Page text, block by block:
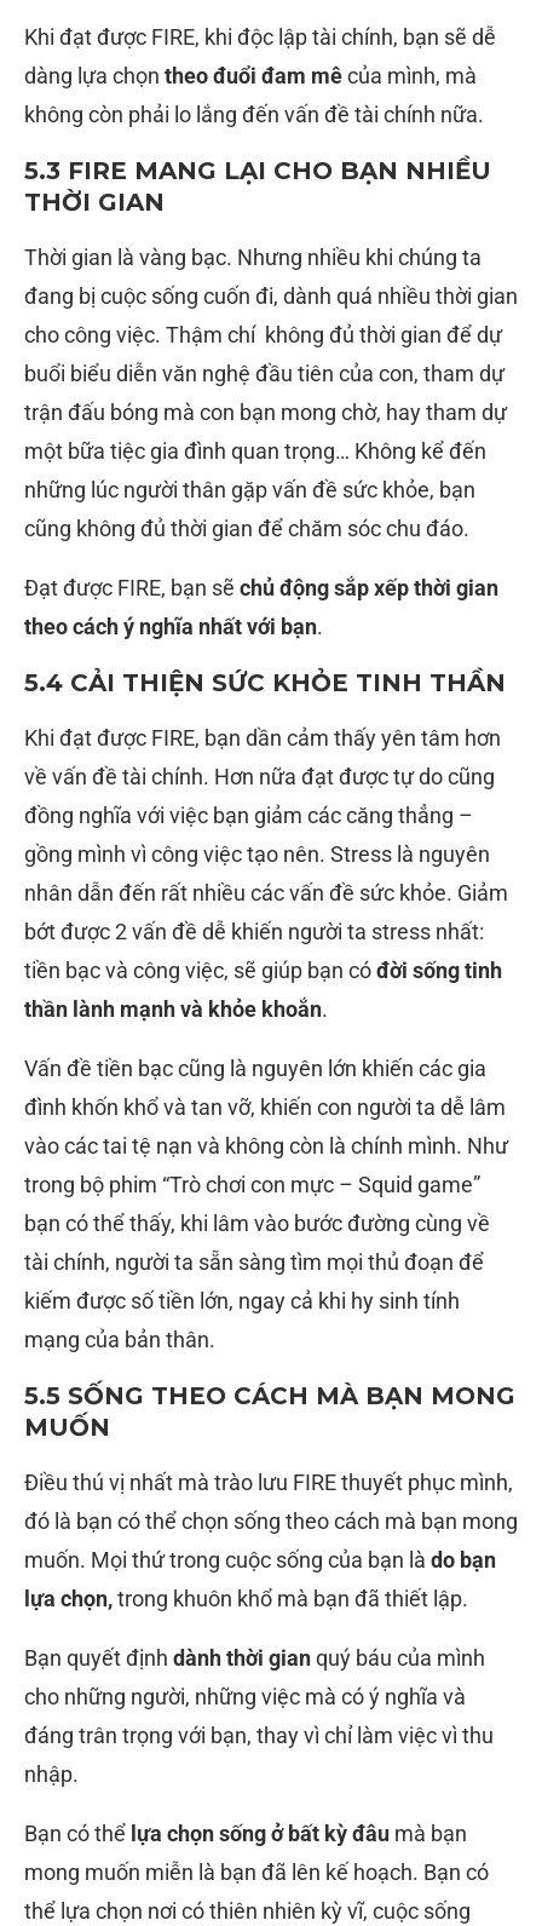
Khi đạt được FIRE, khi độc lập tài chính, bạn sẽ dễ
dàng lựa chọn theo đuổi đam mêcủa mình, mà
không còn phải lo lắng đến vấn đề tài chính nữa.
5.3 FIRE MANG LẠI CHO BẠN NHIỀU
THỜI GIAN
Thời gian là vàng bạc. Nhưng nhiều khi chúng ta
đang bị cuộc sống cuốn đi, dành quá nhiều thời gian
cho công việc. Thậm chí không đủ thời gian để dự
buổi biểu diễn văn nghệ đầu tiên của con, tham dự
trận đấu bóng mà con bạn mong chờ, hay tham dự
một bữa tiệc gia đình quan trọng… Không kể đến
những lúc người thân gặp vấn đề sức khỏe, bạn
cũng không đủ thời gian để chăm sóc chu đáo.
Đạt được FIRE, bạn sẽ chủ động sắp xếp thời gian
theo cách ý nghĩa nhất với bạn.
5.4 CẢI THIỆN SỨC KHỎE TINH THẦN
Khi đạt được FIRE, bạn dần cảm thấy yên tâm hơn
về vấn đề tài chính. Hơn nữa đạt được tự do cũng
đồng nghĩa với việc bạn giảm các căng thẳng –
gồng mình vì công việc tạo nên. Stress là nguyên
nhân dẫn đến rất nhiều các vấn đề sức khỏe. Giảm
bớt được 2 vấn đề dễ khiến người ta stress nhất:
tiền bạc và công việc, sẽ giúp bạn cóđời sống tinh
thần lành mạnh và khỏe khoắn.
Vấn đề tiền bạc cũng là nguyên lớn khiến các gia
đình khốn khổ và tan vỡ, khiến con người ta dễ lâm
vào các tai tệ nạn và không còn là chính mình. Như
trong bộ phim “Trò chơi con mực – Squid game”
bạn có thể thấy, khi lâm vào bước đường cùng về
tài chính, người ta sẵn sàng tìm mọi thủ đoạn để
kiếm được số tiền lớn, ngay cả khi hy sinh tính
mạng của bản thân.
5.5 SỐNG THEO CÁCH MÀ BẠN MONG
MUỐN
Điều thú vị nhất mà trào lưu FIRE thuyết phục mình,
đó là bạn có thể chọn sống theo cách mà bạn mong
muốn. Mọi thứ trong cuộc sống của bạn là do bạn
lựa chọn,trong khuôn khổ mà bạn đã thiết lập.
Bạn quyết định dành thời gianquý báu của mình
cho những người, những việc mà có ý nghĩa và
đáng trân trọng với bạn, thay vì chỉ làm việc vì thu
nhập.
Bạn có thể lựa chọn sống ở bất kỳ đâu mà bạn
mong muốn miễn là bạn đã lên kế hoạch. Bạn có
thể lựa chọn nơi có thiên nhiên kỳ vĩ, cuộc sống